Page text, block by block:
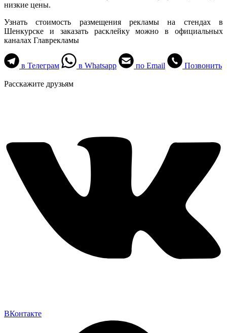
низкие цены.
Узнать стоимость размещения рекламы на стендах в
Шенкурске и заказать расклейку можно в официальных
каналах Главрекламы
в Телеграм в Whatsapp по Email Позвонить
Расскажите друзьям
ВКонтакте